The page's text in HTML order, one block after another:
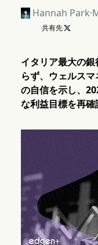
Hannah Park·
共有先
イタリア最大の
らず、ウェルス
の自信を示し、
な利益目標を再確